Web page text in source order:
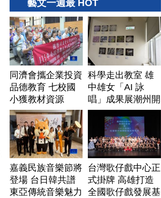
藝文一週最 HOT
同濟會攜企業投資
品德教育 七校國
小獲教材資源
科學走出教室 雄
中雄女「AI 詠
唱」成果展潮州開
展
嘉義民族音樂節將
登場 台日韓共譜
東亞傳統音樂魅力
台灣歌仔戲中心正
式掛牌 高雄打造
全國歌仔戲發展基